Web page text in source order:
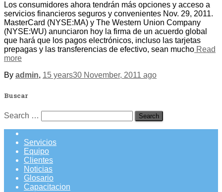
Los consumidores ahora tendrán más opciones y acceso a
servicios financieros seguros y convenientes Nov. 29, 2011.
MasterCard (NYSE:MA) y The Western Union Company
(NYSE:WU) anunciaron hoy la firma de un acuerdo global
que hará que los pagos electrónicos, incluso las tarjetas
prepagas y las transferencias de efectivo, sean mucho Read
more
By admin, 15 years30 November, 2011 ago
Buscar
Search
Search …
Servicios
Equipo
Clientes
Noticias
Glosario
Capacitacion